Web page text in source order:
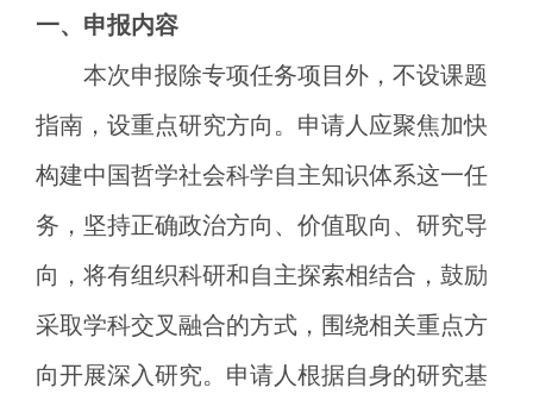
一、申报内容
本次申报除专项任务项目外，不设课题
指南，设重点研究方向。申请人应聚焦加快
构建中国哲学社会科学自主知识体系这一任
务，坚持正确政治方向、价值取向、研究导
向，将有组织科研和自主探索相结合，鼓励
采取学科交叉融合的方式，围绕相关重点方
向开展深入研究。申请人根据自身的研究基